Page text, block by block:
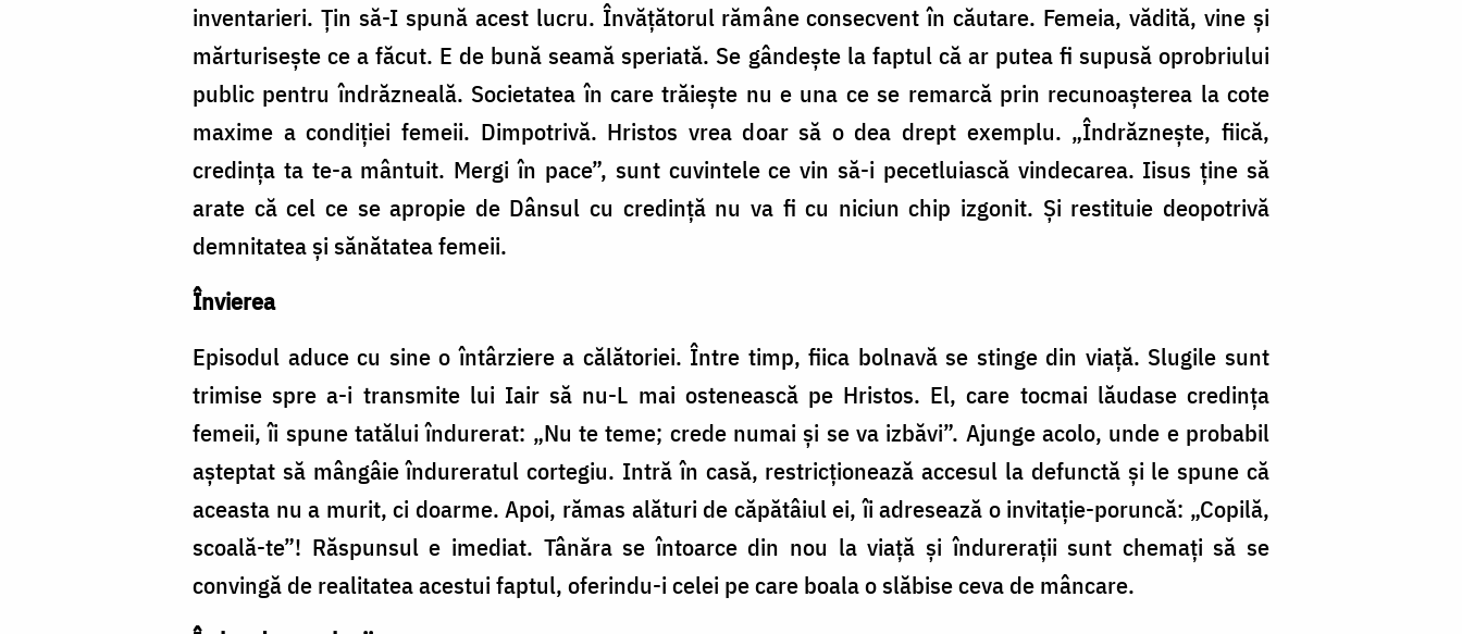
inventarieri. Țin să-I spună acest lucru. Învățătorul rămâne consecvent în căutare. Femeia, vădită, vine și
mărturisește ce a făcut. E de bună seamă speriată. Se gândește la faptul că ar putea fi supusă oprobriului
public pentru îndrăzneală. Societatea în care trăiește nu e una ce se remarcă prin recunoașterea la cote
maxime a condiției femeii. Dimpotrivă. Hristos vrea doar să o dea drept exemplu. „Îndrăzneşte, fiică,
credinţa ta te-a mântuit. Mergi în pace”, sunt cuvintele ce vin să-i pecetluiască vindecarea. Iisus ține să
arate că cel ce se apropie de Dânsul cu credință nu va fi cu niciun chip izgonit. Și restituie deopotrivă
demnitatea și sănătatea femeii.
Învierea
Episodul aduce cu sine o întârziere a călătoriei. Între timp, fiica bolnavă se stinge din viață. Slugile sunt
trimise spre a-i transmite lui Iair să nu-L mai ostenească pe Hristos. El, care tocmai lăudase credința
femeii, îi spune tatălui îndurerat: „Nu te teme; crede numai şi se va izbăvi”. Ajunge acolo, unde e probabil
așteptat să mângâie îndureratul cortegiu. Intră în casă, restricționează accesul la defunctă și le spune că
aceasta nu a murit, ci doarme. Apoi, rămas alături de căpătâiul ei, îi adresează o invitație-poruncă: „Copilă,
scoală-te”! Răspunsul e imediat. Tânăra se întoarce din nou la viață și îndurerații sunt chemați să se
convingă de realitatea acestui faptul, oferindu-i celei pe care boala o slăbise ceva de mâncare.